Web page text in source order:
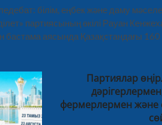
білім, еңбек және даму
партиясының өкілі Рауан
бастама аясында Қазақстандағы
Партиялар
фермерлермен және